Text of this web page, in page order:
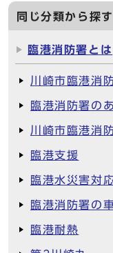
同じ分類から探す
臨港消防署とは
川崎市臨港消
臨港消防署の
川崎市臨港消
臨港支援
臨港水災害対
臨港消防署の
臨港耐熱